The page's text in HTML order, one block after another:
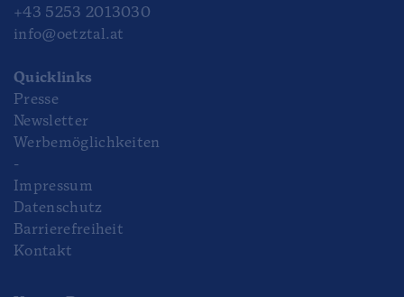
+43 5253 2013030
info@oetztal.at
Quicklinks
Presse
Newsletter
Werbemöglichkeiten
-
Impressum
Datenschutz
Barrierefreiheit
Kontakt